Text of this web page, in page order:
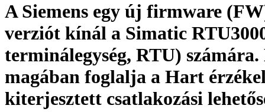
A Siemens egy új firmware
verziót kínál a Simatic
terminálegység, RTU) számára.
magában foglalja a Hart
kiterjesztett csatlakozási